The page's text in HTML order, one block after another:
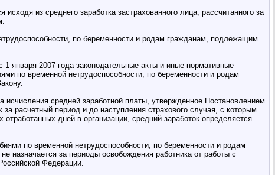
из среднего заработка застрахованного лица, рассчитанного за
по беременности и родам гражданам, подлежащим
января 2007 года законодательные акты и иные нормативные
по временной нетрудоспособности, по беременности и родам
средней заработной платы, утвержденное Постановлением
расчетный период и до наступления страхового случая, с которым
дней в организации, средний заработок определяется
по временной нетрудоспособности, по беременности и родам
назначается за периоды освобождения работника от работы с
Федерации.